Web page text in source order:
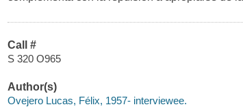
Call #
S 320 O965
Author(s)
Ovejero Lucas, Félix, 1957- interviewee.